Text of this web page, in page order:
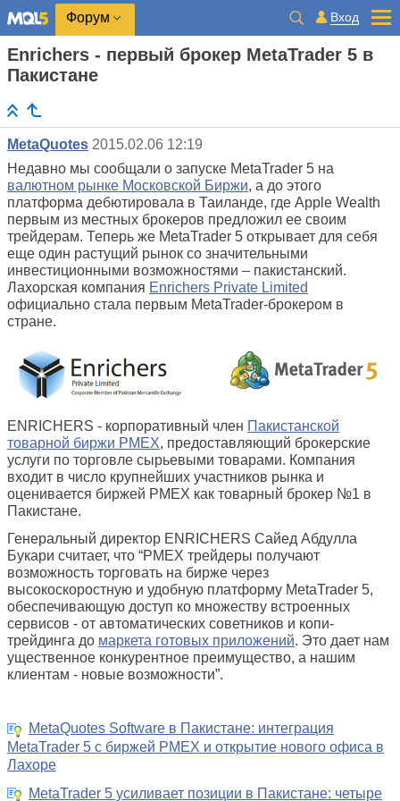
Форум Вход
Enrichers - первый брокер MetaTrader 5 в
Пакистане
MetaQuotes 2015.02.06 12:19
Недавно мы сообщали о запуске MetaTrader 5 на
валютном рынке Московской Биржи, а до этого
платформа дебютировала в Таиланде, где Apple Wealth
первым из местных брокеров предложил ее своим
трейдерам. Теперь же MetaTrader 5 открывает для себя
еще один растущий рынок со значительными
инвестиционными возможностями – пакистанский.
Лахорская компания Enrichers Private Limited
официально стала первым MetaTrader-брокером в
стране.
ENRICHERS - корпоративный член Пакистанской
товарной биржи PMEX, предоставляющий брокерские
услуги по торговле сырьевыми товарами. Компания
входит в число крупнейших участников рынка и
оценивается биржей PMEX как товарный брокер №1 в
Пакистане.
Генеральный директор ENRICHERS Сайед Абдулла
Букари считает, что “PMEX трейдеры получают
возможность торговать на бирже через
высокоскоростную и удобную платформу MetaTrader 5,
обеспечивающую доступ ко множеству встроенных
сервисов - от автоматических советников и копи-
трейдинга до маркета готовых приложений. Это дает нам
ущественное конкурентное преимущество, а нашим
клиентам - новые возможности”.
MetaQuotes Software в Пакистане: интеграция
MetaTrader 5 с биржей PMEX и открытие нового офиса в
Лахоре
MetaTrader 5 усиливает позиции в Пакистане: четыре